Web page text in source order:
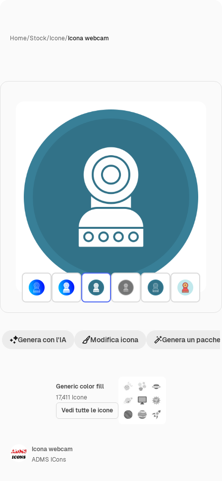
Home/Stock/Icone/Icona webcam
Generic color fill
17,411 Icone
Vedi tutte le icone
Genera con l'IA Modifica icona Genera un
Icona webcam
ADMS ICons